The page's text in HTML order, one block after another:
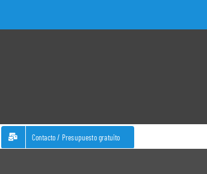
Contacto / Presupuesto gratuito